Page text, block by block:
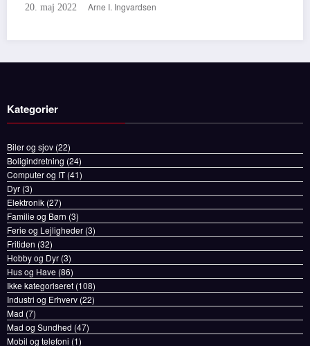
20. maj 2022 Arne I. Ingvardsen
Kategorier
Biler og sjov (22)
Boligindretning (24)
Computer og IT(41)
Dyr (3)
Elektronik (27)
Familie og Børn (3)
Ferie og Lejligheder (3)
Fritiden (32)
Hobby og Dyr (3)
Hus og Have (86)
Ikke kategoriseret (108)
Industri og Erhverv (22)
Mad (7)
Mad og Sundhed (47)
Mobil og telefoni (1)